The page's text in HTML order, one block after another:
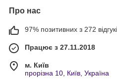
Про нас
97% позитивних з 272
Працює з 27.11.2018
м. Київ
прорізна 10, Київ, Україна